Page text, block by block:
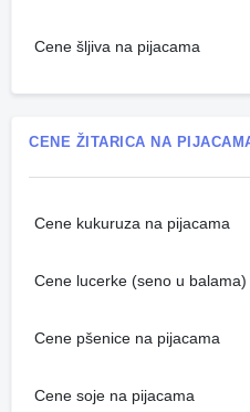
Cene šljiva na pijacama
CENE ŽITARICA NA
Cene kukuruza na pijacama
Cene lucerke (seno u
Cene pšenice na pijacama
Cene soje na pijacama